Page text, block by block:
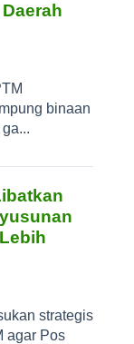
binaan
strategis
agar Pos